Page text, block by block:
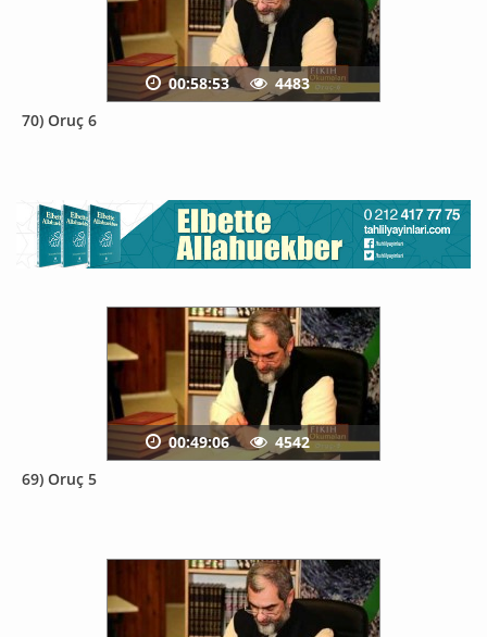
70) Oruç 6
00:58:53 4483
69) Oruç 5
00:49:06 4542